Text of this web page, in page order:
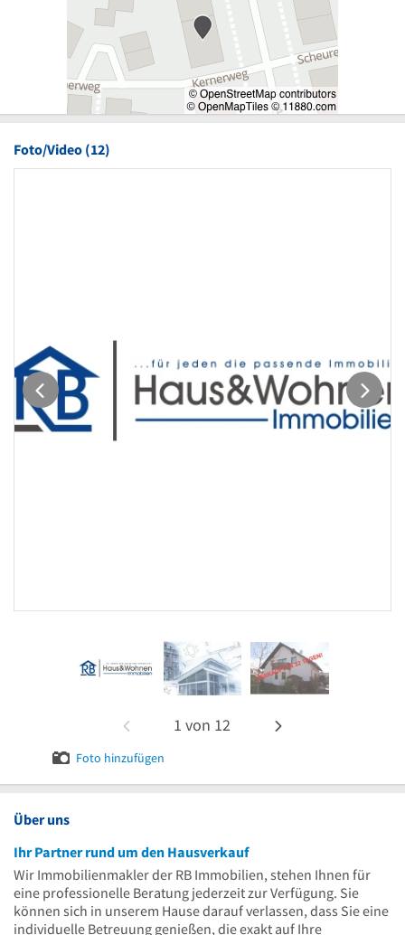
Foto/Video (12)
1 von 12
Foto hinzufügen
Über uns
Ihr Partner rund um den Hausverkauf
Wir Immobilienmakler der RB Immobilien, stehen Ihnen für
eine professionelle Beratung jederzeit zur Verfügung. Sie
können sich in unserem Hause darauf verlassen, dass Sie eine
individuelle Betreuung genießen, die exakt auf Ihre